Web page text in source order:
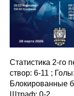
Статистика 2-го
створ: 6-11 ;
Блокированные